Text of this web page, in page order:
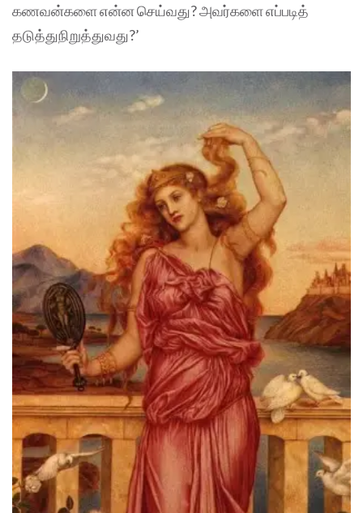
கணவன்களை என்ன செய்வது? அவர்களை எப்படித்
தடுத்துநிறுத்துவது?’